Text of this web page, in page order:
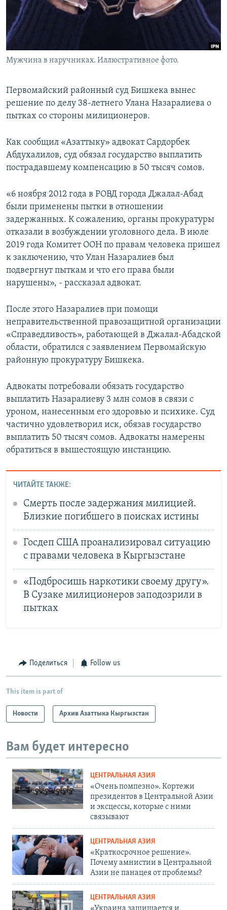
Мужчина в наручниках. Иллюстративное фото.
Первомайский районный суд Бишкека вынес
решение по делу 38-летнего Улана Назаралиева о
пытках со стороны милиционеров.
Как сообщил «Азаттыку» адвокат Сардорбек
Абдухалилов, суд обязал государство выплатить
пострадавшему компенсацию в 50 тысяч сомов.
«6 ноября 2012 года в РОВД города Джалал-Абад
были применены пытки в отношении
задержанных. К сожалению, органы прокуратуры
отказали в возбуждении уголовного дела. В июле
2019 года Комитет ООН по правам человека пришел
к заключению, что Улан Назаралиев был
подвергнут пыткам и что его права были
нарушены», - рассказал адвокат.
После этого Назаралиев при помощи
неправительственной правозащитной организации
«Справедливость», работающей в Джалал-Абадской
области, обратился с заявлением Первомайскую
районную прокуратуру Бишкека.
Адвокаты потребовали обязать государство
выплатить Назаралиеву 3 млн сомов в связи с
уроном, нанесенным его здоровью и психике. Суд
частично удовлетворил иск, обязав государство
выплатить 50 тысяч сомов. Адвокаты намерены
обратиться в вышестоящую инстанцию.
ЧИТАЙТЕ ТАКЖЕ:
Смерть после задержания милицией.
Близкие погибшего в поисках истины
Госдеп США проанализировал ситуацию
с правами человека в Кыргызстане
«Подбросишь наркотики своему другу».
В Сузаке милиционеров заподозрили в
пытках
Поделиться Follow us
This item is part of
Новости Архив Азаттыка Кыргызстан
Вам будет интересно
ЦЕНТРАЛЬНАЯ АЗИЯ
«Очень помпезно». Кортежи
президентов в Центральной Азии
и эксцессы, которые с ними
связывают
ЦЕНТРАЛЬНАЯ АЗИЯ
«Краткосрочное решение».
Почему амнистии в Центральной
Азии не панацея от проблемы?
ЦЕНТРАЛЬНАЯ АЗИЯ